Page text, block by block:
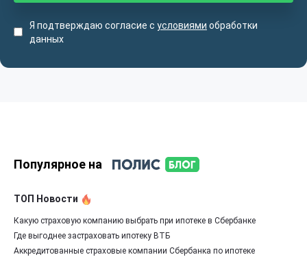
Я подтверждаю согласие с условиями обработки
данных
Популярное на
ТОП Новости
Какую страховую компанию выбрать при ипотеке в Сбербанке
Где выгоднее застраховать ипотеку ВТБ
Аккредитованные страховые компании Сбербанка по ипотеке